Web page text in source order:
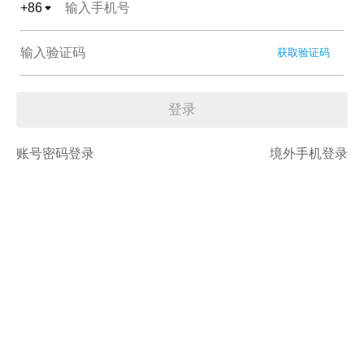
+86
获取验证码
登录
账号密码登录 境外手机登录